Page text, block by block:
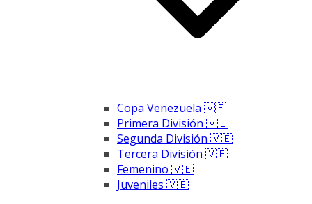
Copa Venezuela 🇻🇪
Primera División 🇻🇪
Segunda División 🇻🇪
Tercera División 🇻🇪
Femenino 🇻🇪
Juveniles 🇻🇪